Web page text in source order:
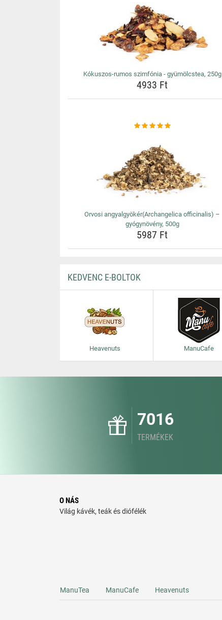
Kókuszos-rumos szimfónia - gyümölcstea, 250g
4933 Ft
Orvosi angyalgyökér(Archangelica officinalis) –
gyógynövény, 500g
5987 Ft
KEDVENC E-BOLTOK
Heavenuts ManuCafe
7016
TERMÉKEK
O NÁS
Világ kávék, teák és diófélék
ManuTea ManuCafe Heavenuts